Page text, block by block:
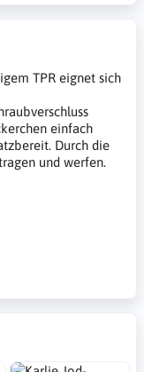
TPR eignet sich
einfach
Durch die
und werfen.